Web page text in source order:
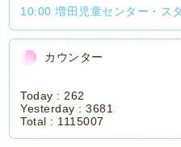
10:00 増田児童センター・ス
カウンター
Today : 262
Yesterday :3681
Total : 1115007